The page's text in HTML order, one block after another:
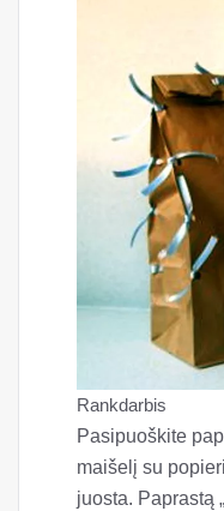
Rankdarbis
Pasipuoškite
maišelį su
juosta. Paprastą